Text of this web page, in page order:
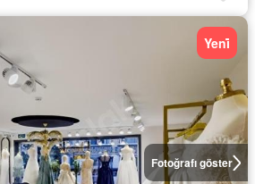
Fotoğrafı göster
Yeni̇